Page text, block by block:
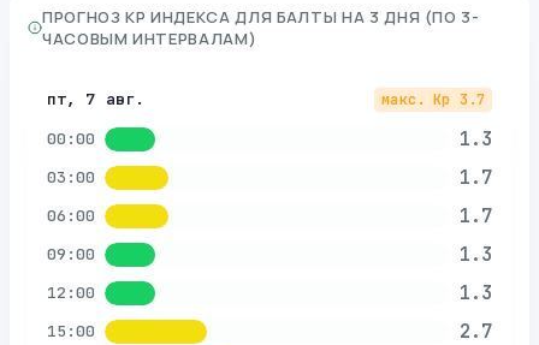
ПРОГНОЗ KP ИНДЕКСА ДЛЯ БАЛТЫ НА 3 ДНЯ (ПО 3-
ЧАСОВЫМ ИНТЕРВАЛАМ)
пт, 7 авг. макс. Kp 3.7
00:00 1.3
03:00 1.7
06:00 1.7
09:00 1.3
12:00 1.3
15:00 2.7